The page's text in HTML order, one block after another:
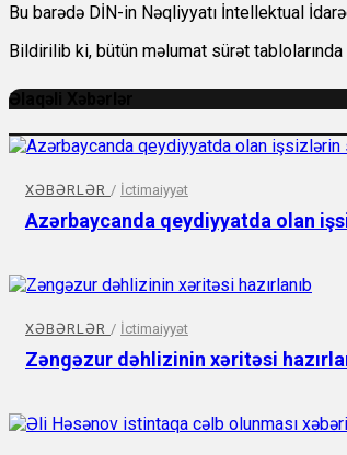
Bu barədə DİN-in Nəqliyyatı İntellektual
Bildirilib ki, bütün məlumat sürət
Əlaqəli Xəbərlər
XƏBƏRLƏR / İctimaiyyət
Azərbaycanda qeydiyyatda olan
XƏBƏRLƏR / İctimaiyyət
Zəngəzur dəhlizinin xəritəsi